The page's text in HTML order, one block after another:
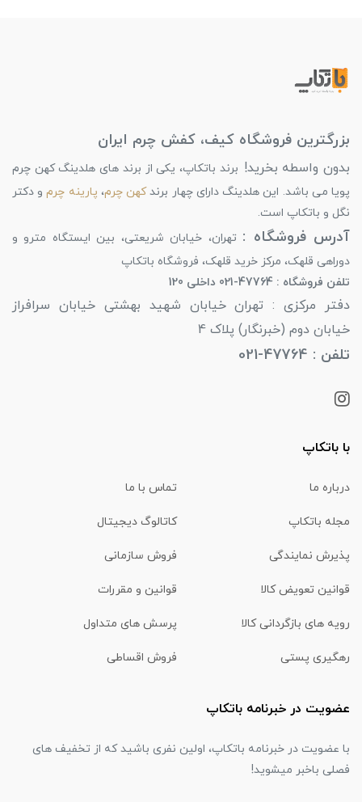
بزرگترین فروشگاه کیف، کفش چرم ایران
بدون واسطه بخرید! برند باتکاپ، یکی از برند های هلدینگ کهن چرم
پویا می باشد. این هلدینگ دارای چهار برندکهن چرم، پارینه چرمو دکتر
نگل و باتکاپ است.
آدرس فروشگاه : تهران، خیابان شریعتی، بین ایستگاه مترو و
دوراهی قلهک، مرکز خرید قلهک، فروشگاه باتکاپ
تلفن فروشگاه : 47764-021 داخلی 120
دفتر مرکزی : تهران خیابان شهید بهشتی خیابان سرافراز
خیابان دوم (خبرنگار) پلاک 4
تلفن : 47764-021
با باتکاپ
درباره ما تماس با ما
مجله باتکاپ کاتالوگ دیجیتال
پذیرش نمایندگی فروش سازمانی
قوانین تعویض کالا قوانین و مقررات
رویه های بازگردانی کالا پرسش های متداول
رهگیری پستی فروش اقساطی
عضویت در خبرنامه باتکاپ
با عضویت در خبرنامه باتکاپ، اولین نفری باشید که از تخفیف های
فصلی باخبر میشوید!